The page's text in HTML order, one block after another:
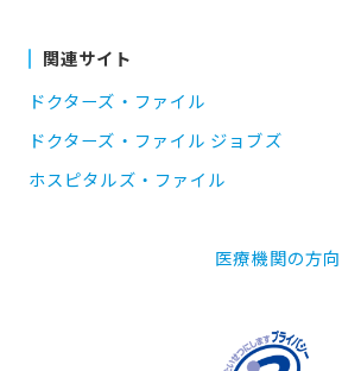
関連サイト
ドクターズ・ファイル
ドクターズ・ファイル ジョブズ
ホスピタルズ・ファイル
医療機関の方